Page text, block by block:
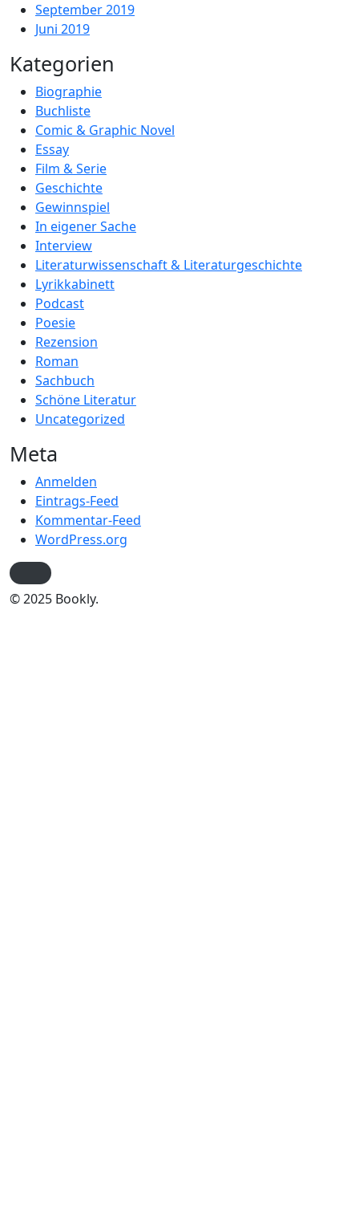
September 2019
Juni 2019
Kategorien
Biographie
Buchliste
Comic & Graphic Novel
Essay
Film & Serie
Geschichte
Gewinnspiel
In eigener Sache
Interview
Literaturwissenschaft & Literaturgeschichte
Lyrikkabinett
Podcast
Poesie
Rezension
Roman
Sachbuch
Schöne Literatur
Uncategorized
Meta
Anmelden
Eintrags-Feed
Kommentar-Feed
WordPress.org
© 2025 Bookly.